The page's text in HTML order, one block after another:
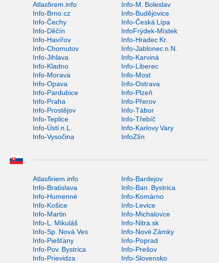
Atlasfirem.info
Info-M. Boleslav
Info-Brno.cz
Info-Budějovice
Info-Čechy
Info-Česká Lípa
Info-Děčín
InfoFrýdek-Místek
Info-Havířov
Info-Hradec Kr.
Info-Chomutov
Info-Jablonec n.N.
Info-Jihlava
Info-Karviná
Info-Kladno
Info-Liberec
Info-Morava
Info-Most
Info-Opava
Info-Ostrava
Info-Pardubice
Info-Plzeň
Info-Praha
Info-Přerov
Info-Prostějov
Info-Tábor
Info-Teplice
Info-Třebíč
Info-Ústí n.L.
Info-Karlovy Vary
Info-Vysočina
InfoZlín
Atlasfiriem.info
Info-Bardejov
Info-Bratislava
Info-Ban. Bystrica
Info-Humenné
Info-Komárno
Info-Košice
Info-Levice
Info-Martin
Info-Michalovce
Info-L. Mikuláš
Info-Nitra.sk
Info-Sp. Nová Ves
Info-Nové Zámky
Info-Piešťany
Info-Poprad
Info-Pov. Bystrica
Info-Prešov
Info-Prievidza
Info-Slovensko